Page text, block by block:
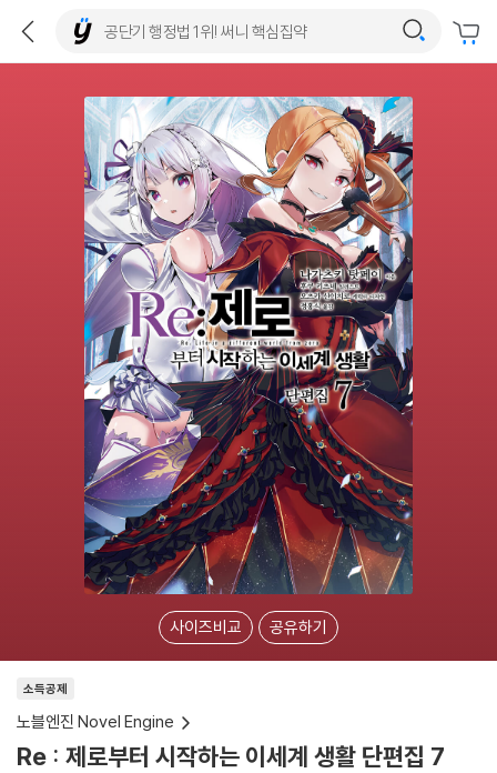
사이즈비교 공유하기
소득공제
노블엔진 Novel Engine
Re : 제로부터 시작하는 이세계 생활 단편집 7